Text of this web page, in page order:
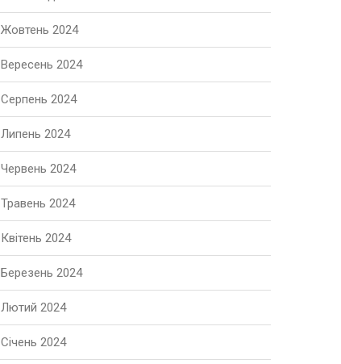
Жовтень 2024
Вересень 2024
Серпень 2024
Липень 2024
Червень 2024
Травень 2024
Квітень 2024
Березень 2024
Лютий 2024
Січень 2024